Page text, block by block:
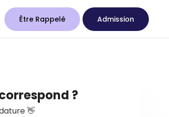
Être Rappelé Admission
?
👋